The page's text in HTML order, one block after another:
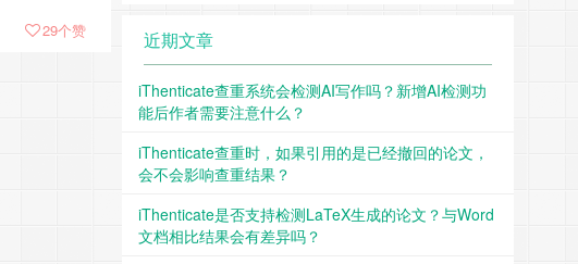
29个赞 近期文章
iThenticate查重系统会检测AI写作吗？新增AI检测功
能后作者需要注意什么？
iThenticate查重时，如果引用的是已经撤回的论文，
会不会影响查重结果？
iThenticate是否支持检测LaTeX生成的论文？与Word
文档相比结果会有差异吗？